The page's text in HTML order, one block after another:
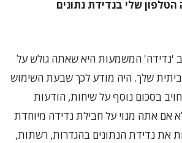
שלי בנדידת נתונים
'נדידה' המשמעות היא שאתה גולש על
שלך. היה מודע לכך שבעת השימוש
בסכום נוסף על שיחות, הודעות
אם אתה מנוי על חבילת נדידה מיוחדת
את נדידת הנתונים בהגדרות, רשתות,